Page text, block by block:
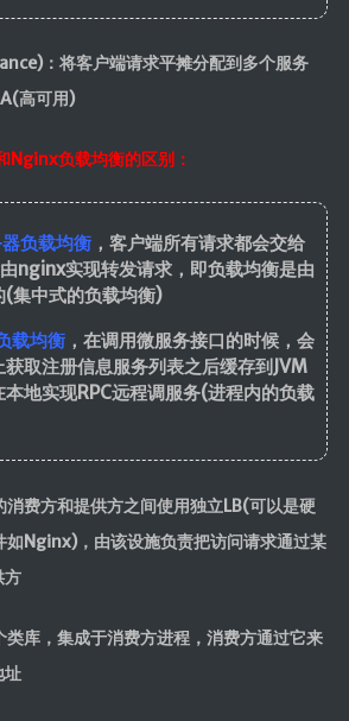
：将客户端请求平摊分配到多个服务
高可用)
Nginx负载均衡的区别：
负载均衡，客户端所有请求都会交给
nginx实现转发请求，即负载均衡是由
(集中式的负载均衡)
载均衡，在调用微服务接口的时候，会
取注册信息服务列表之后缓存到JVM
地实现RPC远程调服务(进程内的负载
消费方和提供方之间使用独立LB(可以是硬
如Nginx)，由该设施负责把访问请求通过某
方
类库，集成于消费方进程，消费方通过它来
址